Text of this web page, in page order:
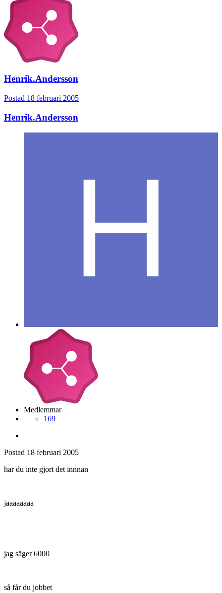
Henrik.Andersson
Postad 18 februari 2005
Henrik.Andersson
Medlemmar
169
Postad 18 februari 2005
har du inte gjort det innnan
jaaaaaaaa
jag säger 6000
så får du jobbet